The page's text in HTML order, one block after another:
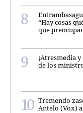
“Hay cosas
que
¡Atresmedia
de los
Tremendo
Antelo (Vox)